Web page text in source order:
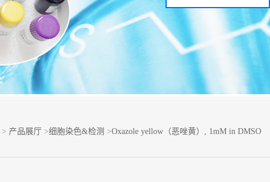
> 产品展厅 >细胞染色&检测 >Oxazole yellow（恶唑黄）, 1mM in DMSO